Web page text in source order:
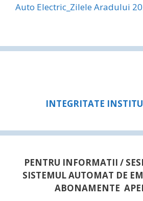
Auto Electric_Zilele Aradului
INTEGRITATE
PENTRU INFORMATII /
SISTEMUL AUTOMAT DE
ABONAMENTE